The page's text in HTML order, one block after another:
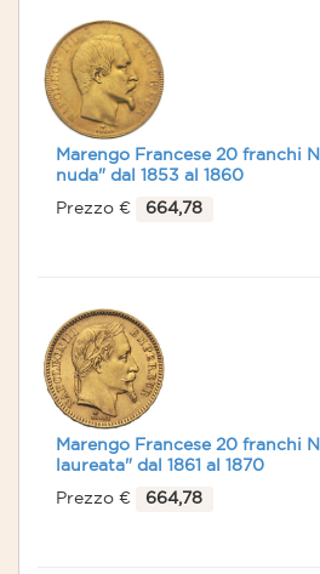
Marengo Francese 20 franchi
nuda" dal 1853 al 1860
Prezzo €
664,78
Marengo Francese 20 franchi
laureata" dal 1861 al 1870
Prezzo €
664,78